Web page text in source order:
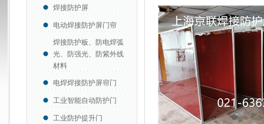
焊接防护屏
电动焊接防护屏门帘
焊接防护板、防电焊弧
光、防强光、防紫外线
材料
电焊焊接防护屏帘门
工业智能自动防护门
工业防护提升门